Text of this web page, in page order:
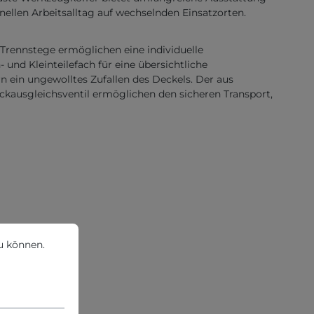
Arbeitsalltag auf wechselnden Einsatzorten.
ermöglichen eine individuelle
und Kleinteilefach für eine übersichtliche
ungewolltes Zufallen des Deckels. Der aus
ermöglichen den sicheren Transport,
Mehr Informationen ...
können.